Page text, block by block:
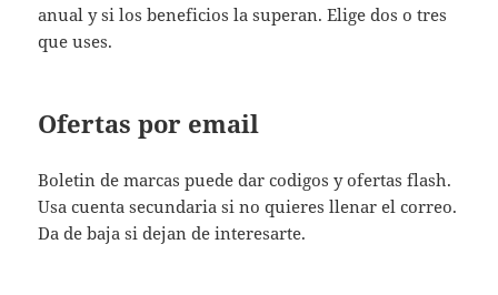
anual y si los beneficios la superan. Elige dos o tres
que uses.
Ofertas por email
Boletin de marcas puede dar codigos y ofertas flash.
Usa cuenta secundaria si no quieres llenar el correo.
Da de baja si dejan de interesarte.